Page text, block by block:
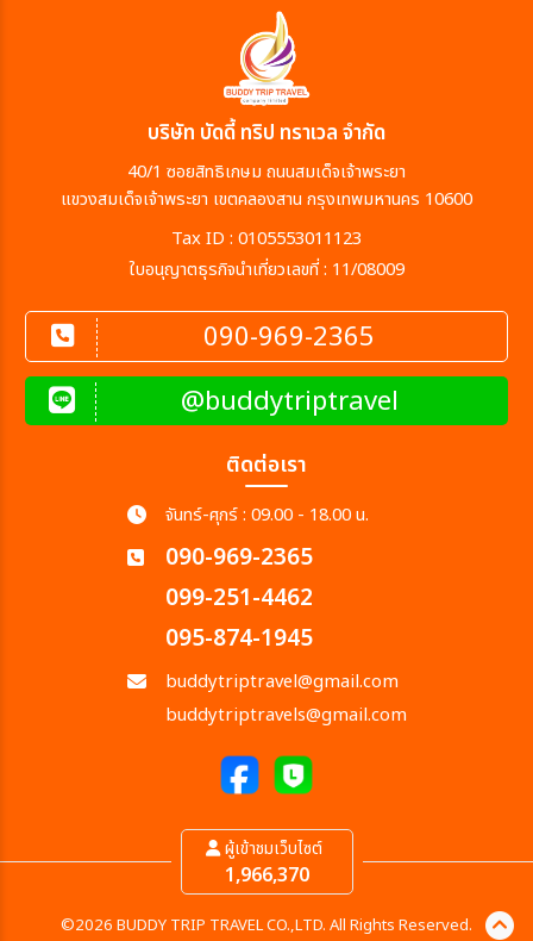
บริษัท บัดดี้ ทริป ทราเวล จำกัด
40/1 ซอยสิทธิเกษม ถนนสมเด็จเจ้าพระยา
แขวงสมเด็จเจ้าพระยา เขตคลองสาน กรุงเทพมหานคร 10600
Tax ID : 0105553011123
ใบอนุญาตธุรกิจนำเที่ยวเลขที่ : 11/08009
090-969-2365
@buddytriptravel
ติดต่อเรา
จันทร์-ศุกร์ : 09.00 - 18.00 น.
090-969-2365
099-251-4462
095-874-1945
buddytriptravel@gmail.com
buddytriptravels@gmail.com
ผู้เข้าชมเว็บไซต์
1,966,370
©2026 BUDDY TRIP TRAVEL CO.,LTD. All Rights Reserved.